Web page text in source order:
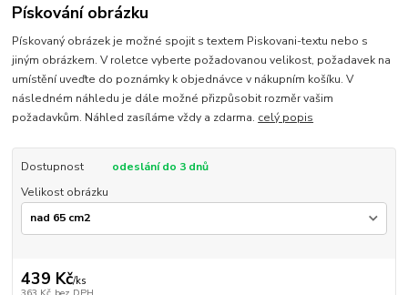
Pískování obrázku
Pískovaný obrázek je možné spojit s textem Piskovani-textu nebo s
jiným obrázkem. V roletce vyberte požadovanou velikost, požadavek na
umístění uveďte do poznámky k objednávce v nákupním košíku. V
následném náhledu je dále možné přizpůsobit rozměr vašim
požadavkům. Náhled zasíláme vždy a zdarma. celý popis
Dostupnost
odeslání do 3 dnů
Velikost obrázku
439 Kč/ks